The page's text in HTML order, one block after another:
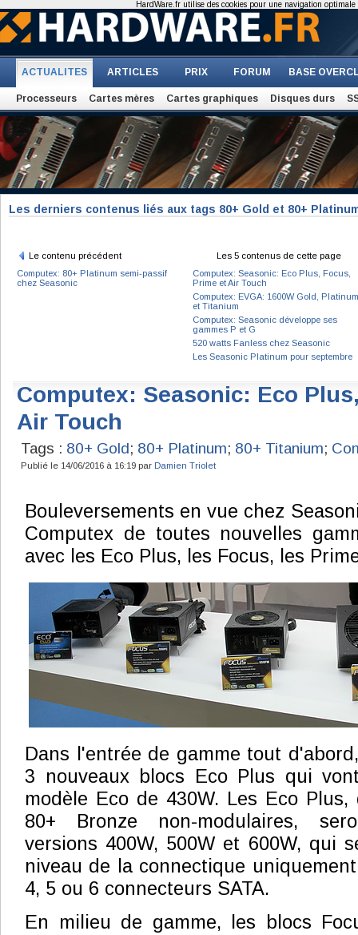
ACTUALITES ARTICLES PRIX FORUM BASE
Processeurs Cartes mères Cartes graphiques Disques durs
Les derniers contenus liés aux tags 80+ Gold et 80+
Le contenu précédent
Computex: 80+ Platinum semi-passif
chez Seasonic
Les 5 contenus de cette page
Computex: Seasonic: Eco Plus, Focus,
Prime et Air Touch
Computex: EVGA: 1600W Gold, Platinum
et Titanium
Computex: Seasonic développe ses
gammes P et G
520 watts Fanless chez Seasonic
Les Seasonic Platinum pour septembre
Computex: Seasonic: Eco
Air Touch
Tags : 80+ Gold; 80+ Platinum; 80+ Titanium;
Publié le 14/06/2016 à 16:19 par Damien Triolet
Bouleversements en vue chez
Computex de toutes nouvelles
avec les Eco Plus, les Focus, les
Dans l'entrée de gamme tout
3 nouveaux blocs Eco Plus qui
modèle Eco de 430W. Les Eco
80+ Bronze non-modulaires,
versions 400W, 500W et 600W, qui
niveau de la connectique
4, 5 ou 6 connecteurs SATA.
En milieu de gamme, les blocs
HardWare.fr utilise des cookies pour une navigation